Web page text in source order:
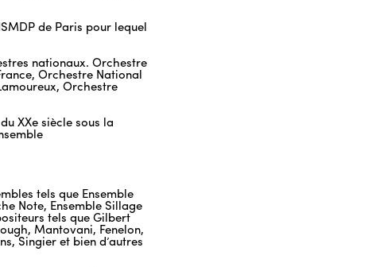
de Paris pour lequel
nationaux. Orchestre
Orchestre National
Orchestre
XXe siècle sous la
tels que Ensemble
Note, Ensemble Sillage
tels que Gilbert
Mantovani, Fenelon,
Singier et bien d’autres